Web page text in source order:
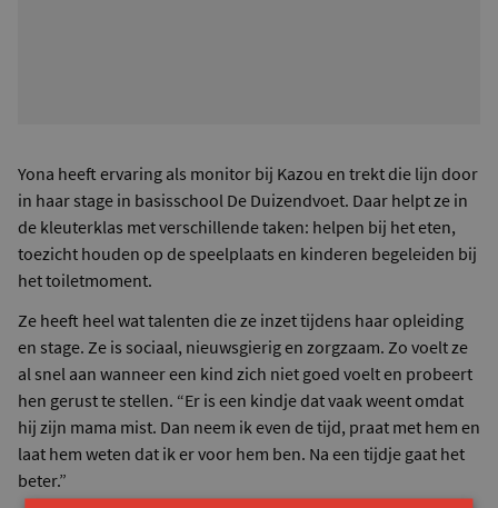
Yona heeft ervaring als monitor bij Kazou en trekt die lijn door
in haar stage in basisschool De Duizendvoet. Daar helpt ze in
de kleuterklas met verschillende taken: helpen bij het eten,
toezicht houden op de speelplaats en kinderen begeleiden bij
het toiletmoment.
Ze heeft heel wat talenten die ze inzet tijdens haar opleiding
en stage. Ze is sociaal, nieuwsgierig en zorgzaam. Zo voelt ze
al snel aan wanneer een kind zich niet goed voelt en probeert
hen gerust te stellen. “Er is een kindje dat vaak weent omdat
hij zijn mama mist. Dan neem ik even de tijd, praat met hem en
laat hem weten dat ik er voor hem ben. Na een tijdje gaat het
beter.”